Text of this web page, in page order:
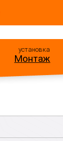
установка
Монтаж